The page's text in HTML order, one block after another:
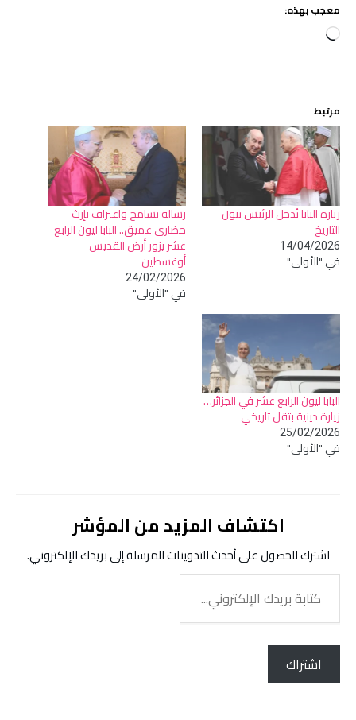
معجب بهذه:
جاري
مرتبط
زيارة البابا تُدخل الرئيس تبون
التاريخ
14/04/2026
في "الأولى"
رسالة تسامح واعتراف بإرث
حضاري عميق.. البابا ليون الرابع
عشر يزور أرض القديس
أوغسطين
24/02/2026
في "الأولى"
البابا ليون الرابع عشر في الجزائر…
زيارة دينية بثقل تاريخي
25/02/2026
في "الأولى"
اكتشاف المزيد من المؤشر
اشترك للحصول على أحدث التدوينات المرسلة إلى بريدك الإلكتروني.
بريدك
الإلكتروني...
اشتراك